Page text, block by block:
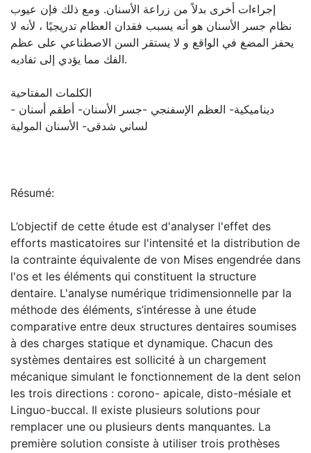
إجراءات أخرى بدلاً من زراعة الأسنان. ومع ذلك فإن عيوب
نظام جسر الأسنان هو أنه يسبب فقدان العظام تدريجيًا ، لأنه لا
يحفز المضغ في الواقع و لا يستقر السن الاصطناعي على عظم
الفك مما يؤدي إلى تفاديه.
الكلمات المفتاحية
ديناميكية- العظم الإسفنجي -جسر الأسنان- أطقم أسنان -
لساني شدقى- الأسنان المولية
Résumé:
L’objectif de cette étude est d'analyser l'effet des
efforts masticatoires sur l'intensité et la distribution de
la contrainte équivalente de von Mises engendrée dans
l'os et les éléments qui constituent la structure
dentaire. L'analyse numérique tridimensionnelle par la
méthode des éléments, s’intéresse à une étude
comparative entre deux structures dentaires soumises
à des charges statique et dynamique. Chacun des
systèmes dentaires est sollicité à un chargement
mécanique simulant le fonctionnement de la dent selon
les trois directions : corono- apicale, disto-mésiale et
Linguo-buccal. Il existe plusieurs solutions pour
remplacer une ou plusieurs dents manquantes. La
première solution consiste à utiliser trois prothèses